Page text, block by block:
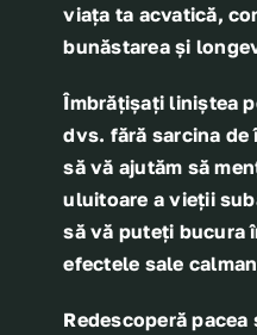
viața ta acvatică,
bunăstarea și
Îmbrățișați liniștea
dvs. fără sarcina
să vă ajutăm să
uluitoare a vieții
să vă puteți bucura
efectele sale
Redescoperă